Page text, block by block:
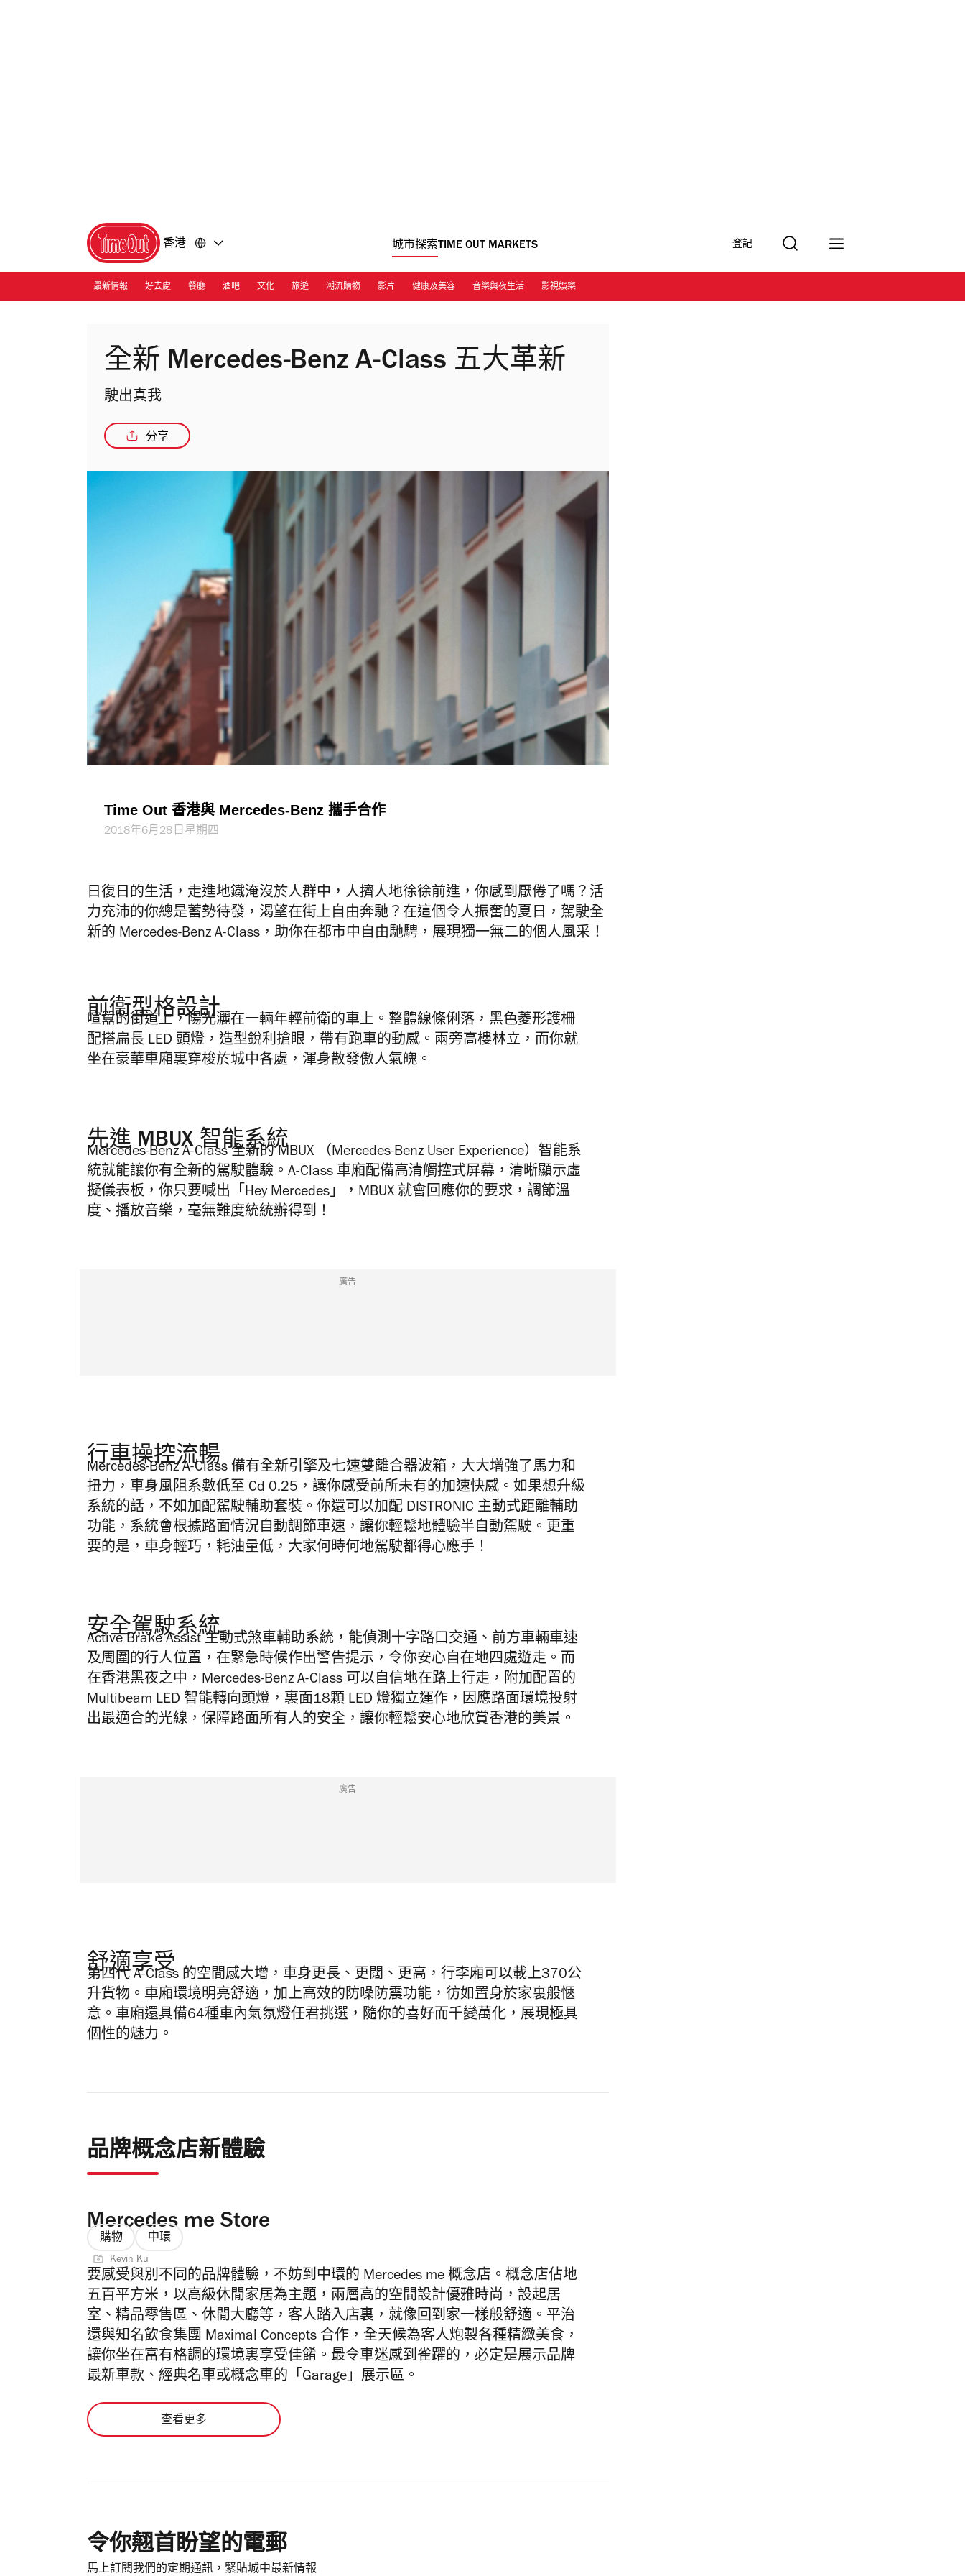
香港 城市探索TIME OUT MARKETS 登記
最新情報 好去處 餐廳 酒吧 文化 旅遊 潮流購物 影片 健康及美容 音樂與夜生活 影視娛樂
全新 Mercedes-Benz A-Class 五大革新
駛出真我
分享
Time Out 香港與 Mercedes-Benz 攜手合作
2018年6月28日星期四
日復日的生活，走進地鐵淹沒於人群中，人擠人地徐徐前進，你感到厭倦了嗎？活
力充沛的你總是蓄勢待發，渴望在街上自由奔馳？在這個令人振奮的夏日，駕駛全
新的 Mercedes-Benz A-Class，助你在都市中自由馳騁，展現獨一無二的個人風采！
前衞型格設計
喧囂的街道上，陽光灑在一輛年輕前衛的車上。整體線條俐落，黑色菱形護柵
配搭扁長 LED 頭燈，造型銳利搶眼，帶有跑車的動感。兩旁高樓林立，而你就
坐在豪華車廂裏穿梭於城中各處，渾身散發傲人氣魄。
先進 MBUX 智能系統
Mercedes-Benz A-Class 全新的 MBUX （Mercedes-Benz User Experience）智能系
統就能讓你有全新的駕駛體驗。A-Class 車廂配備高清觸控式屏幕，清晰顯示虛
擬儀表板，你只要喊出「Hey Mercedes」，MBUX 就會回應你的要求，調節溫
度、播放音樂，毫無難度統統辦得到！
廣告
行車操控流暢
Mercedes-Benz A-Class 備有全新引擎及七速雙離合器波箱，大大增強了馬力和
扭力，車身風阻系數低至 Cd 0.25，讓你感受前所未有的加速快感。如果想升級
系統的話，不如加配駕駛輔助套裝。你還可以加配 DISTRONIC 主動式距離輔助
功能，系統會根據路面情況自動調節車速，讓你輕鬆地體驗半自動駕駛。更重
要的是，車身輕巧，耗油量低，大家何時何地駕駛都得心應手！
安全駕駛系統
Active Brake Assist 主動式煞車輔助系統，能偵測十字路口交通、前方車輛車速
及周圍的行人位置，在緊急時候作出警告提示，令你安心自在地四處遊走。而
在香港黑夜之中，Mercedes-Benz A-Class 可以自信地在路上行走，附加配置的
Multibeam LED 智能轉向頭燈，裏面18顆 LED 燈獨立運作，因應路面環境投射
出最適合的光線，保障路面所有人的安全，讓你輕鬆安心地欣賞香港的美景。
廣告
舒適享受
第四代 A-Class 的空間感大增，車身更長、更闊、更高，行李廂可以載上370公
升貨物。車廂環境明亮舒適，加上高效的防噪防震功能，彷如置身於家裏般愜
意。車廂還具備64種車內氣氛燈任君挑選，隨你的喜好而千變萬化，展現極具
個性的魅力。
品牌概念店新體驗
Mercedes me Store
購物 中環
Kevin Ku
要感受與別不同的品牌體驗，不妨到中環的 Mercedes me 概念店。概念店佔地
五百平方米，以高級休閒家居為主題，兩層高的空間設計優雅時尚，設起居
室、精品零售區、休閒大廳等，客人踏入店裏，就像回到家一樣般舒適。平治
還與知名飲食集團 Maximal Concepts 合作，全天候為客人炮製各種精緻美食，
讓你坐在富有格調的環境裏享受佳餚。最令車迷感到雀躍的，必定是展示品牌
最新車款、經典名車或概念車的「Garage」展示區。
查看更多
令你翹首盼望的電郵
馬上訂閱我們的定期通訊，緊貼城中最新情報